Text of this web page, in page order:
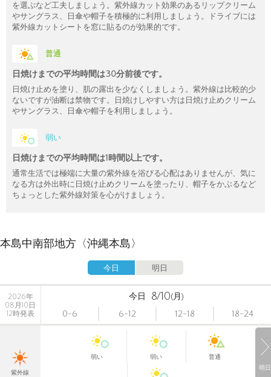
を選ぶなど工夫しましょう。紫外線カット効果のあるリップクリーム
やサングラス、日傘や帽子を積極的に利用しましょう。ドライブには
紫外線カットシートを窓に貼るのが効果的です。
普通
日焼けまでの平均時間は30分前後です。
日焼け止めを塗り、肌の露出を少なくしましょう。紫外線は比較的少
ないですが油断は禁物です。日焼けしやすい方は日焼け止めクリーム
やサングラス、日傘や帽子を利用しましょう。
弱い
日焼けまでの平均時間は1時間以上です。
通常生活では極端に大量の紫外線を浴びる心配はありませんが、気に
なる方は外出時に日焼け止めクリームを塗ったり、帽子をかぶるなど
ちょっとした紫外線対策を心がけましょう。
本島中南部地方〈沖縄本島〉
今日 明日
明日
2026年
08月10日
12時発表
今日 8/10(月)
0-6
6-12 12-18 18-24
紫外線
弱い 弱い 普通